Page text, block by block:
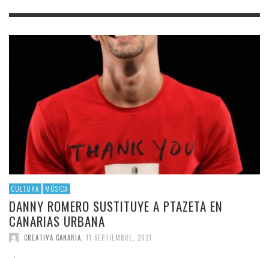
CULTURA MÚSICA
DANNY ROMERO SUSTITUYE A PTAZETA EN
CANARIAS URBANA
CREATIVA CANARIA 11 SEPTIEMBRE, 2021